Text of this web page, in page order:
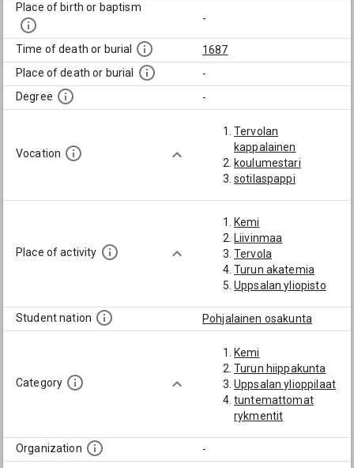
Place of birth or baptism
-
Time of death or burial
1687
Place of death or burial
-
Degree
-
Vocation
Tervolan
kappalainen
koulumestari
sotilaspappi
Place of activity
Kemi
Liivinmaa
Tervola
Turun akatemia
Uppsalan yliopisto
Student nation Pohjalainen osakunta
Category
Kemi
Turun hiippakunta
Uppsalan ylioppilaat
tuntemattomat
rykmentit
Organization -